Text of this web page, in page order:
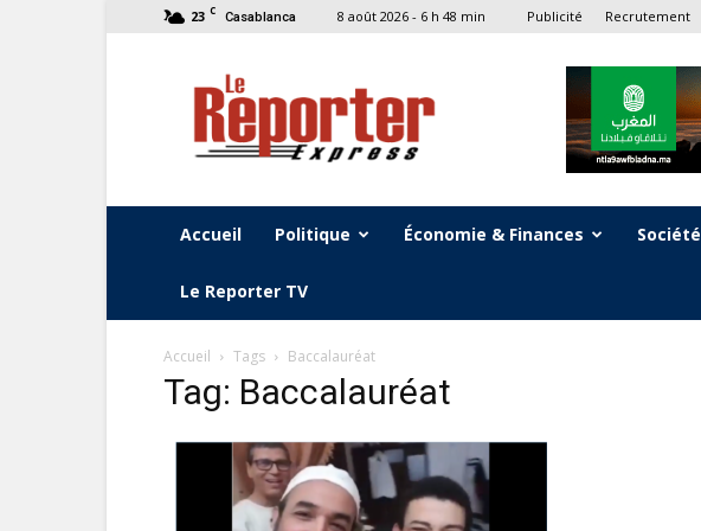
23 C Casablanca 8 août 2026 - 6 h 48 min Publicité Recrutement
Le
Reporter
Express
Accueil Politique Économie & Finances Société
Le Reporter TV
Accueil Tags Baccalauréat
Tag: Baccalauréat